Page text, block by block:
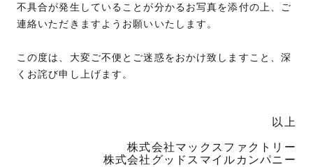
不具合が発生していることが分かるお写真を添付の上、ご
連絡いただきますようお願いいたします。
この度は、大変ご不便とご迷惑をおかけ致しますこと、深
くお詫び申し上げます。
以上
株式会社マックスファクトリー
株式会社グッドスマイルカンパニー